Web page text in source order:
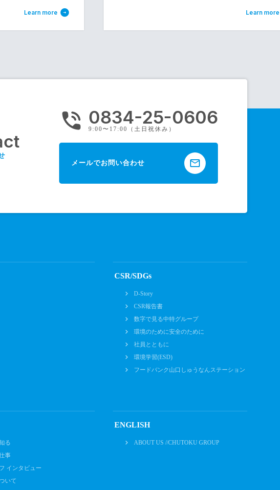
Learn more Learn more
phone_in_talk 0834-25-0606
9:00〜17:00（土日祝休み）
メールでお問い合わせ mail_outline
CSR/SDGs
D-Story
CSR報告書
数字で見る中特グループ
環境のために安全のために
社員とともに
環境学習(ESD)
フードバンク山口しゅうなんステーション
る
事
インタビュー
いて
ENGLISH
ABOUT US //CHUTOKU GROUP